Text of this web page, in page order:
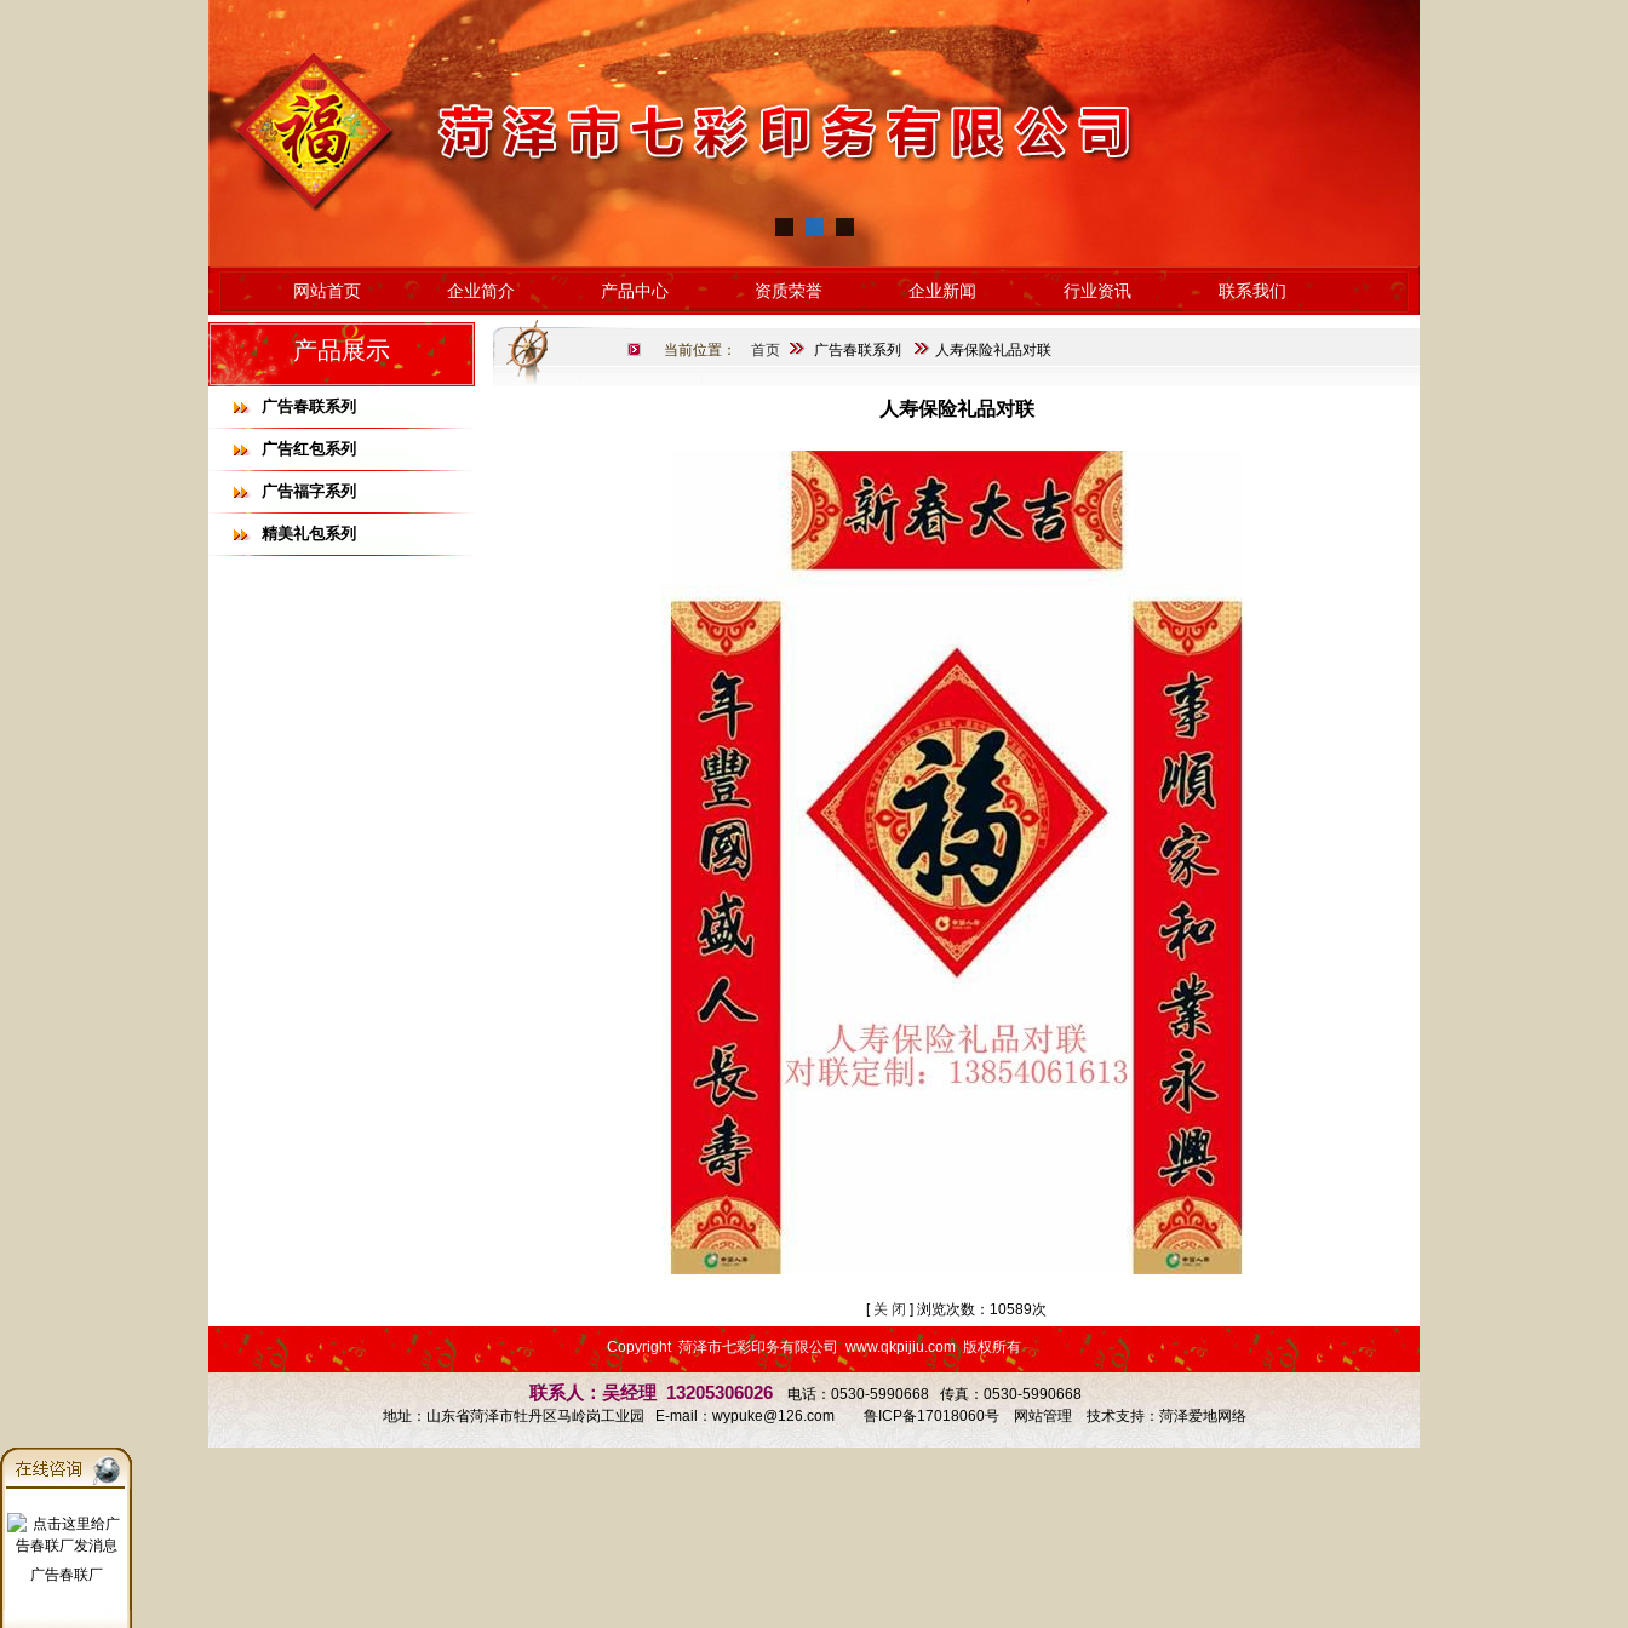
2 3
网站首页 企业简介 产品中心 资质荣誉 企业新闻 行业资讯 联系我们
产品展示
广告春联系列
广告红包系列
广告福字系列
精美礼包系列
当前位置： 首页 广告春联系列 人寿保险礼品对联
人寿保险礼品对联
[ 关 闭 ] 浏览次数：10589次
Copyright 菏泽市七彩印务有限公司 www.qkpijiu.com 版权所有
联系人：吴经理 13205306026
电话：0530-5990668 传真：0530-5990668
地址：山东省菏泽市牡丹区马岭岗工业园 E-mail： wypuke@126.com 鲁ICP备17018060号 网站管理 技术支持：菏泽爱地网络
广告春联厂